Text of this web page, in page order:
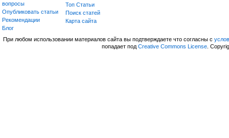
вопросы
Опубликовать статьи
Рекомендации
Блог
Топ Статьи
Поиск статей
Карта сайта
При любом использовании материалов сайта вы подтверждаете что согласны с
попадает под Creative Commons License.